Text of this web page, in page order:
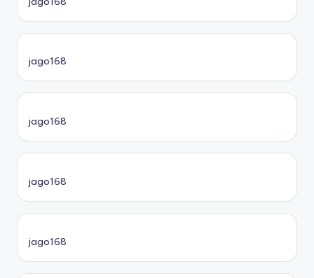
jago168
jago168
jago168
jago168